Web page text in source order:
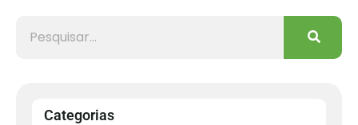
Categorias